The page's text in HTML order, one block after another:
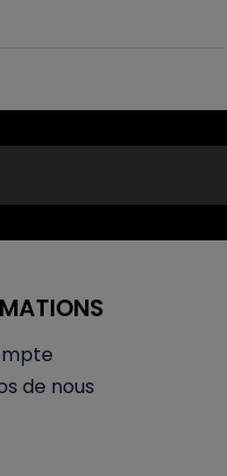
de nous